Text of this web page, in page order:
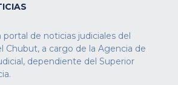
portal de noticias judiciales del
Chubut, a cargo de la Agencia de
dependiente del Superior